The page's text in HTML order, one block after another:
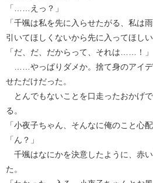
「……えっ？」
「千颯は私を先に入らせたがる、私は
引いてほしくないから先に入ってほし
「だ、だ、だからって、それは……！」
……やっぱりダメか。捨て身のアイデ
せただけだった。
とんでもないことを口走ったおかげ
る。
「小夜子ちゃん、そんなに俺のこと心
「ん？」
千颯はなにかを決意したように、赤
た。